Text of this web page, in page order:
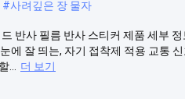
#사려깊은 장 물자
반사 필름 반사 스티커 제품 세부
에 잘 띄는, 자기 접착제 적용 교통
더 보기